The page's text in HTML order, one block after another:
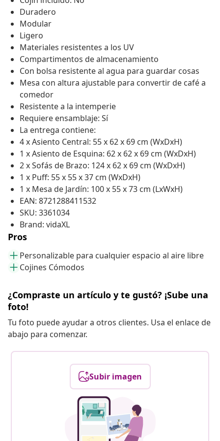
Duradero
Modular
Ligero
Materiales resistentes a los UV
Compartimentos de almacenamiento
Con bolsa resistente al agua para guardar cosas
Mesa con altura ajustable para convertir de café a
comedor
Resistente a la intemperie
Requiere ensamblaje: Sí
La entrega contiene:
4 x Asiento Central: 55 x 62 x 69 cm (WxDxH)
1 x Asiento de Esquina: 62 x 62 x 69 cm (WxDxH)
2 x Sofás de Brazo: 124 x 62 x 69 cm (WxDxH)
1 x Puff: 55 x 55 x 37 cm (WxDxH)
1 x Mesa de Jardín: 100 x 55 x 73 cm (LxWxH)
EAN: 8721288411532
SKU: 3361034
Brand: vidaXL
Pros
Personalizable para cualquier espacio al aire libre
Cojines Cómodos
¿Compraste un artículo y te gustó? ¡Sube una
foto!
Tu foto puede ayudar a otros clientes. Usa el enlace de
abajo para comenzar.
Subir imagen